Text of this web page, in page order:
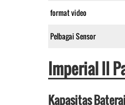
format video
Pelbagai Sensor
Imperial II
Kapasitas